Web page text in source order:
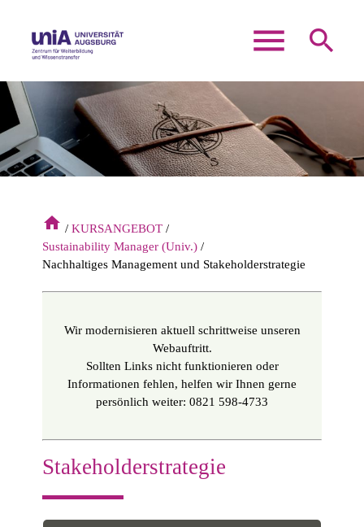
menu search
Suchbegriffe SUCHEN
home
KURSANGEBOT
Sustainability Manager (Univ.)
Nachhaltiges Management und Stakeholderstrategie
Wir modernisieren aktuell schrittweise unseren
Webauftritt.
Sollten Links nicht funktionieren oder
Informationen fehlen, helfen wir Ihnen gerne
persönlich weiter: 0821 598-4733
Stakeholderstrategie